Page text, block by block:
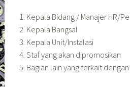
Kepala Bidang / Manajer HR/
Kepala Bangsal
Kepala Unit/Instalasi
Staf yang akan dipromosikan
Bagian lain yang terkait